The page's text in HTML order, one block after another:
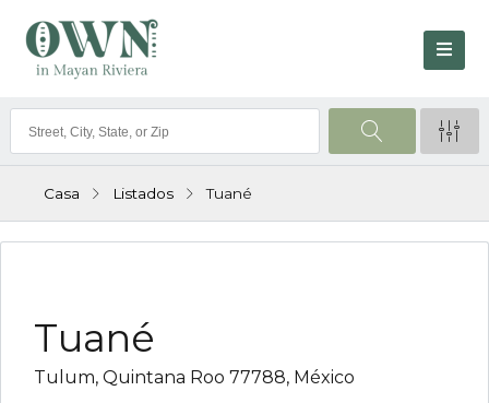
Casa Listados Tuané
Tuané
Tulum, Quintana Roo 77788, México